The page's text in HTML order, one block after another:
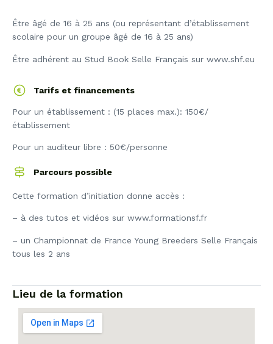
Être âgé de 16 à 25 ans (ou représentant d’établissement
scolaire pour un groupe âgé de 16 à 25 ans)
Être adhérent au Stud Book Selle Français sur www.shf.eu
Tarifs et financements
Pour un établissement : (15 places max.): 150€/
établissement
Pour un auditeur libre : 50€/personne
Parcours possible
Cette formation d’initiation donne accès :
– à des tutos et vidéos sur www.formationsf.fr
– un Championnat de France Young Breeders Selle Français
tous les 2 ans
Lieu de la formation